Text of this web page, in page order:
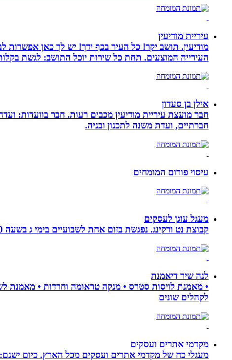
עיריית מודיעין
מודיעין. תושב יקר! כל העיר בכף ידך! יש לך כאן אפשרות
העירייה המוצעים. תחת כל שירות יוכל התושב: לגשת
אילן בן סעדון
חבר מועצת עיריית מודיעין מכבים רעות. חבר בוועדות:
חברתיים, ועדת משנה לתכנון ובניה.
עיסוי פורום המומחים
מעגל עוגן לעסקים
קבוצת נט ורקינג. נפגשת בזום אחת לשבועיים בימי ג בשעה 1800
לנה שיר דיאמנת
לקהלים שונים
מקדמי אתרים ועסקים
מעגלי כח של מקדמי אתרים ועסקים מכל הארץ. כיום ישנם: